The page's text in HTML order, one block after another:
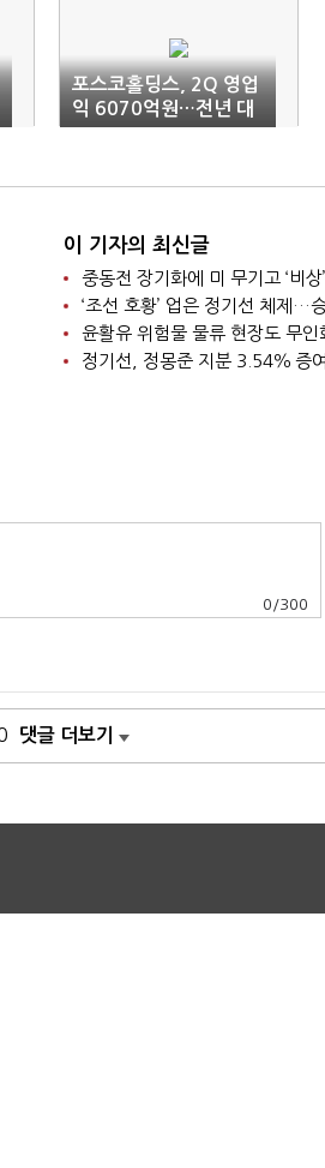
포스코홀딩스, 2Q 영업
익 6070억원…전년 대
비 19.3%↓
이 기자의 최신글
중동전 장기화에 미 무기고 ‘비
‘조선 호황’ 업은 정기선 체제…
윤활유 위험물 물류 현장도 무
정기선, 정몽준 지분 3.54％ 증
0 /300
댓글 더보기